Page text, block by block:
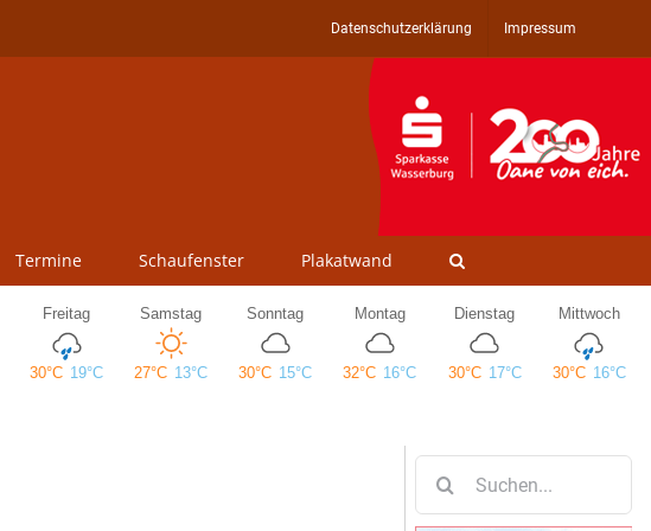
Datenschutzerklärung Impressum
Termine Schaufenster Plakatwand
nach: